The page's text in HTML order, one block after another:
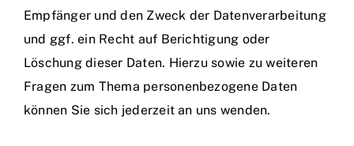
Empfänger und den Zweck der Datenverarbeitung
und ggf. ein Recht auf Berichtigung oder
Löschung dieser Daten. Hierzu sowie zu weiteren
Fragen zum Thema personenbezogene Daten
können Sie sich jederzeit an uns wenden.